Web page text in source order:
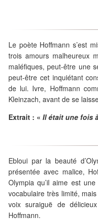
Le poète Hoffmann s’est
trois amours malheureux
maléfiques, peut-être une
peut-être cet inquiétant
de lui. Ivre, Hoffmann
Kleinzach, avant de se
Extrait : « Il était une fois
Ebloui par la beauté
présentée avec malice,
Olympia qu’il aime est
vocabulaire très limité,
voix suraiguë de
Hoffmann.